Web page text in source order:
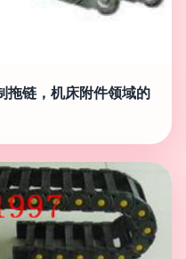
拖链，机床附件领域的